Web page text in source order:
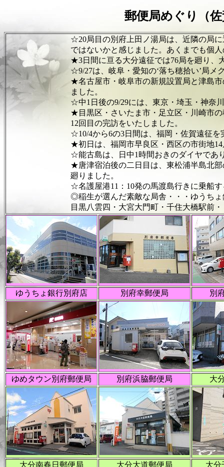
郵便局めぐり（
☆20局目の別府上田ノ湯局は、近隣の局に近く、局
ではないかと感じました。あくまでも個人の
★3日間に亘る大分遠征では76局を廻り、大分県の
☆9/27は、岐阜・愛知の‘落ち穂拾い’局メグを
★名古屋市・岐阜市の新規設置局と津島市の移転改
ました。
☆中1日後の9/29には、東京・埼玉・神奈川の‘落ち
★目黒区・さいたま市・足立区・川崎市の移転改称
12回目の完訪をいたしました。
☆10/4から6の3日間は、福岡・佐賀遠征を実施し
★初日は、福岡市早良区・西区の市街地14局と、
☆能古島は、日中1時間おきのダイヤであり、
★唐津宿泊後の二日目は、東松浦半島北部の8局（
廻りました。
☆名護屋港11：10発の馬渡島行きに乗船する前に7
◎稲生が選んだ素敵な局舎・・・ゆうちょ銀行別府
目黒八雲四・大宮大門町・千住大橋駅前・ビーン
ゆうちょ銀行別府店 別府幸郵便局 別
ゆめタウン別府郵便局 別府浜脇郵便局 大
大分南春日郵便局 大分大道郵便局 大分